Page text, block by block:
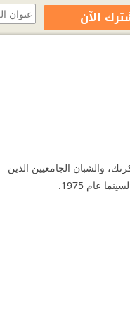
على رواد مقهى الكرنك، والشبان الجامعيين الذين
عام 1975.
الآن